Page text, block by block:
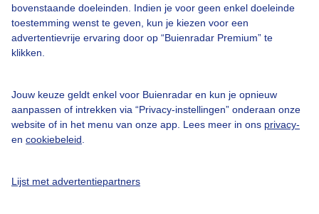
bovenstaande doeleinden. Indien je voor geen enkel doeleinde
toestemming wenst te geven, kun je kiezen voor een
advertentievrije ervaring door op “Buienradar Premium” te
klikken.
Jouw keuze geldt enkel voor Buienradar en kun je opnieuw
aanpassen of intrekken via “Privacy-instellingen” onderaan onze
website of in het menu van onze app. Lees meer in ons privacy-
en cookiebeleid
Lijst met advertentiepartners
Toegankelijkheid
Gebruikersvoorwaarden
Adverteren
Privacy beleid
Cookie beleid